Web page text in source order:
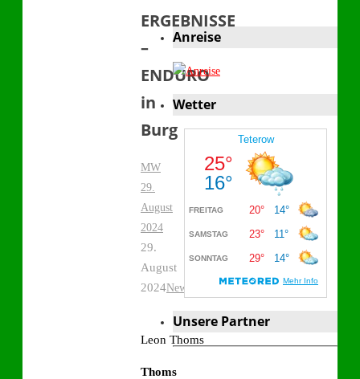
ERGEBNISSE
–
ENDURO
in
Burg
MW
29.
August
2024
29.
August
2024News
Leon Thoms
Thoms
Anreise
Wetter
Unsere Partner